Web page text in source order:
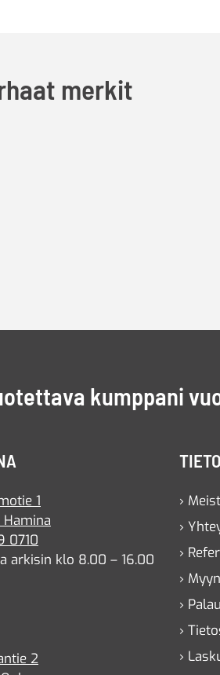
merkit
kumppani
1
0710
arkisin klo 8.00 – 16.00
2
›
›
›
›
›
›
›